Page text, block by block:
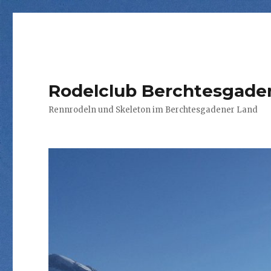
Rodelclub
Rennrodeln und Skeleton im Berchtesgadener Land